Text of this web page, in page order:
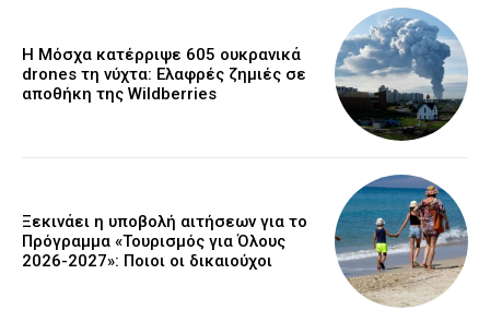
Η Μόσχα κατέρριψε 605 ουκρανικά
drones τη νύχτα: Ελαφρές ζημιές σε
αποθήκη της Wildberries
Ξεκινάει η υποβολή αιτήσεων για το
Πρόγραμμα «Τουρισμός για Όλους
2026-2027»: Ποιοι οι δικαιούχοι